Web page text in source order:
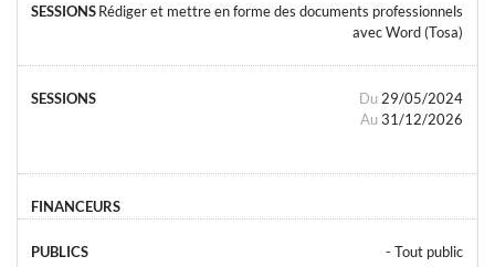
Rédiger et mettre en forme des documents professionnels
avec Word (Tosa)
Du 29/05/2024
Au 31/12/2026
- Tout public